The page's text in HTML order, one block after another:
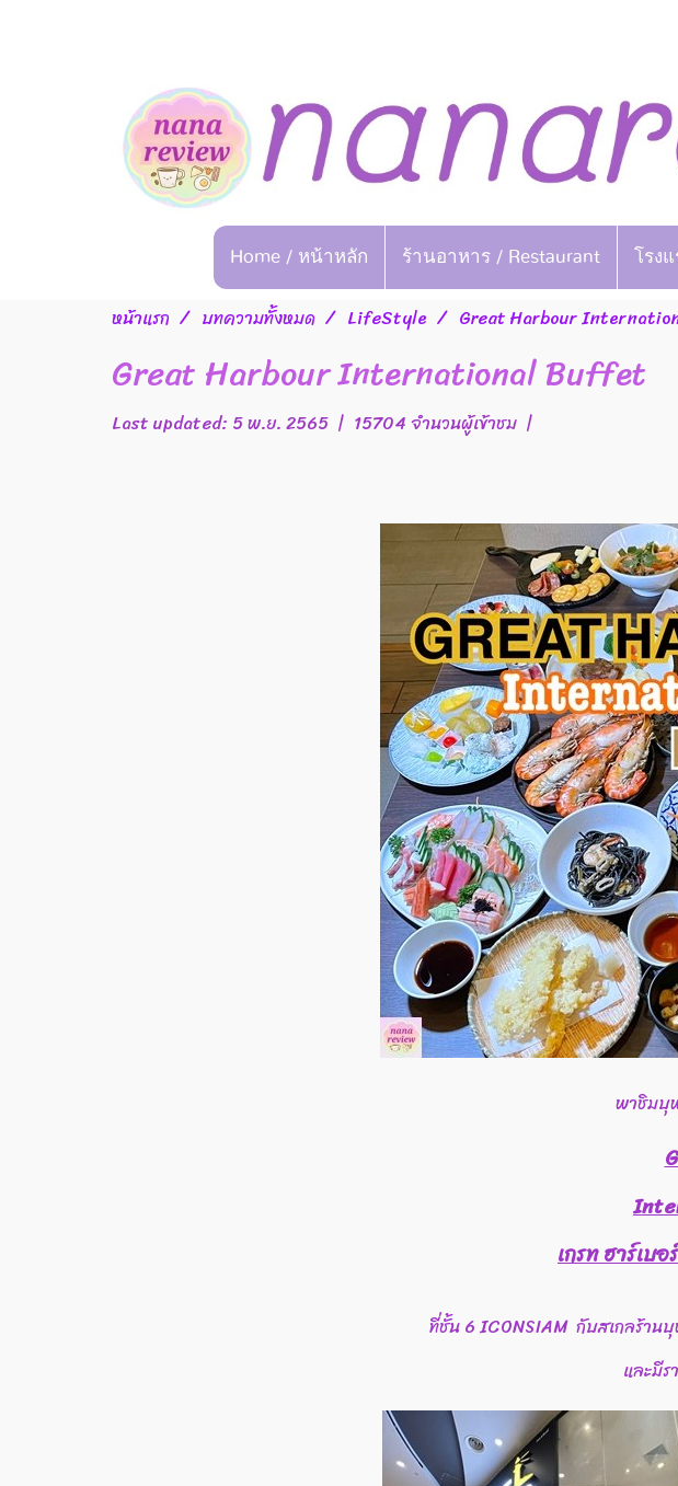
Home / หน้าหลัก ร้านอาหาร / Restaurant โรง
หน้าแรก บทความทั้งหมด LifeStyle Great Harbour
Great Harbour International Buffet
Last updated: 5 พ.ย. 2565 | 15704 จำนวนผู้เข้าชม |
พาชิมบุ
เกรท ฮาร์เบ
ที่ชั้น 6 ICONSIAM กับสเกลร้า
และมีร